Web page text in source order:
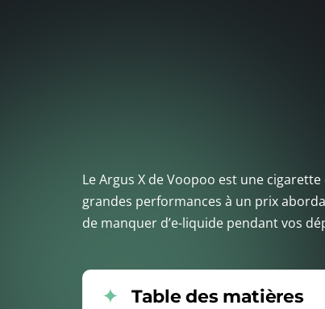
Le Argus X de Voopoo est une
grandes performances à un prix
de manquer d’e-liquide pendant vos
Table des matières